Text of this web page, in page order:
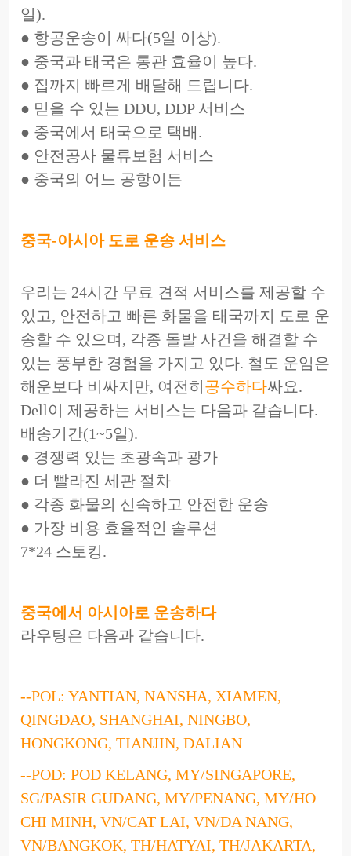
일).
● 항공운송이 싸다(5일 이상).
● 중국과 태국은 통관 효율이 높다.
● 집까지 빠르게 배달해 드립니다.
● 믿을 수 있는 DDU, DDP 서비스
● 중국에서 태국으로 택배.
● 안전공사 물류보험 서비스
● 중국의 어느 공항이든
중국-아시아 도로 운송 서비스
우리는 24시간 무료 견적 서비스를 제공할 수
있고, 안전하고 빠른 화물을 태국까지 도로 운
송할 수 있으며, 각종 돌발 사건을 해결할 수
있는 풍부한 경험을 가지고 있다. 철도 운임은
해운보다 비싸지만, 여전히 공수하다싸요.
Dell이 제공하는 서비스는 다음과 같습니다.
배송기간(1~5일).
● 경쟁력 있는 초광속과 광가
● 더 빨라진 세관 절차
● 각종 화물의 신속하고 안전한 운송
● 가장 비용 효율적인 솔루션
7*24 스토킹.
중국에서 아시아로 운송하다
라우팅은 다음과 같습니다.
--POL: YANTIAN, NANSHA, XIAMEN,
QINGDAO, SHANGHAI, NINGBO,
HONGKONG, TIANJIN, DALIAN
--POD: POD KELANG, MY/SINGAPORE,
SG/PASIR GUDANG, MY/PENANG, MY/HO
CHI MINH, VN/CAT LAI, VN/DA NANG,
VN/BANGKOK, TH/HATYAI, TH/JAKARTA,